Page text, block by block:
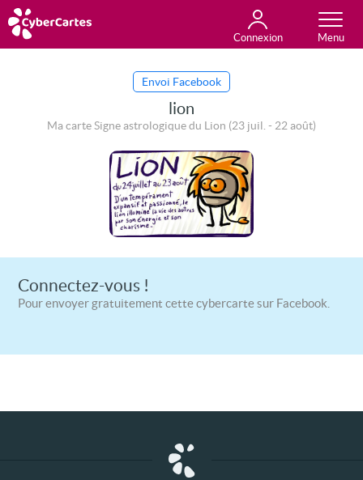
Connexion
Toutes les cartes
Envoi Facebook
lion
Ma carte Signe astrologique du Lion (23 juil. - 22 août)
Connectez-vous !
Pour envoyer gratuitement cette cybercarte sur Facebook.